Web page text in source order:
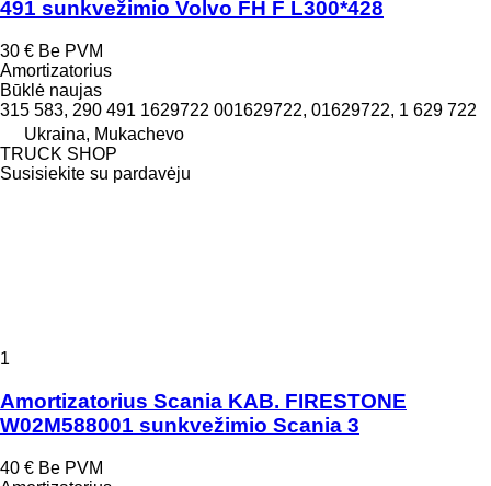
491 sunkvežimio Volvo FH F L300*428
30 € Be PVM
Amortizatorius
Būklė naujas
315 583, 290 491 1629722 001629722, 01629722, 1 629 722
Ukraina, Mukachevo
TRUCK SHOP
Susisiekite su pardavėju
1
Amortizatorius Scania KAB. FIRESTONE
W02M588001 sunkvežimio Scania 3
40 € Be PVM